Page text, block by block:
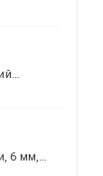
6 мм,